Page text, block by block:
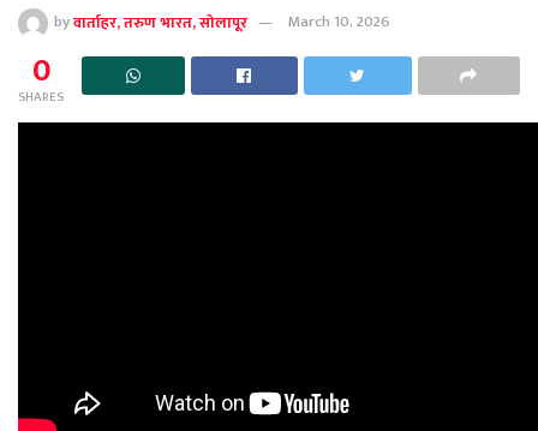
byवार्ताहर, तरुण भारत, सोलापूर March 10, 2026
0
SHARES